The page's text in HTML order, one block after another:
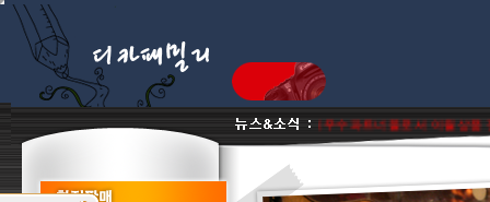
*** 저희 디카패밀리는 다나와 최우수파트너몰로서 이월상품